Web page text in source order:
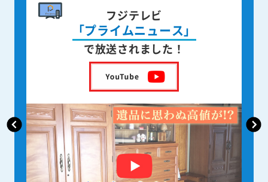
書籍出版
身近な人が
亡くなった後の遺品整理
を出版しました！